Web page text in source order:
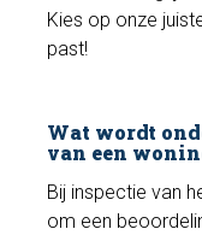
Kies op onze
past!
Wat wordt
van een
Bij inspectie van
om een